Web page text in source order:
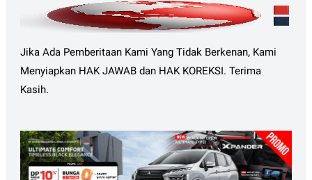
Jika Ada Pemberitaan Kami Yang Tidak Berkenan, Kami
Menyiapkan HAK JAWAB dan HAK KOREKSI. Terima
Kasih.